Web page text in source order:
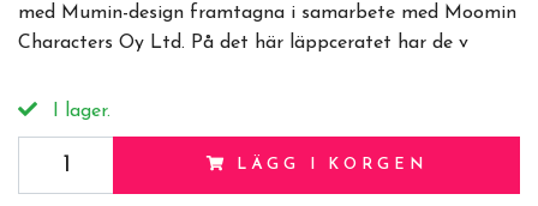
med Mumin-design framtagna i samarbete med Moomin
Characters Oy Ltd. På det här läppceratet har de v
I lager.
LÄGG I KORGEN